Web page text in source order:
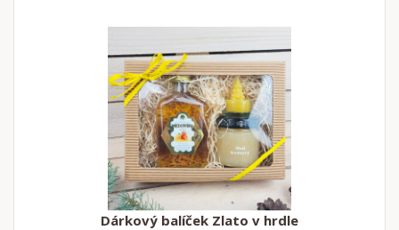
Dárkový balíček Zlato v hrdle